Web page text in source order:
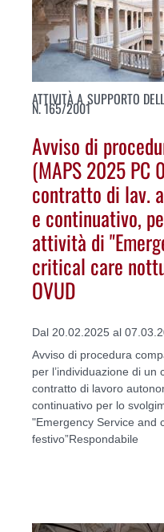
ATTIVITÀ A SUPPORTO
N. 165/2001
Avviso di
(MAPS 2025 PC
contratto di lav.
e continuativo,
attività di
critical care
OVUD
Dal 20.02.2025 al
Avviso di procedura
per l’individuazione di
contratto di lavoro
continuativo per lo
"Emergency Service and
festivo”Respondabile